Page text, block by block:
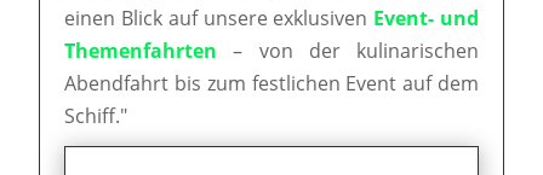
einen Blick auf unsere exklusiven Event- und
Themenfahrten – von der kulinarischen
Abendfahrt bis zum festlichen Event auf dem
Schiff."